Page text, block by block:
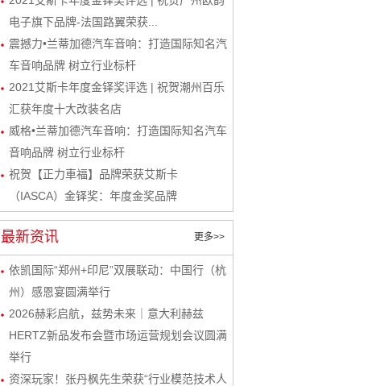
电子旗下品牌-法国路翼荣获...
震撼力•兰蒂加德汽车音响：打造国际知名汽
车音响品牌 树立行业标杆
2021艾斯卡年度金铎奖评选 | 祝贺潮州百乐
汇获年度十大改装名店
威格•兰蒂加德汽车音响：打造国际知名汽车
音响品牌 树立行业标杆
祝贺【正力車福】品牌荣获艾斯卡
（IASCA）金铎奖：年度金奖品牌
最新资讯 更多>>
依凯国际“郑州+印尼”双展联动：中国行（杭
州）感恩宴圆满举行
2026赫彩启航，兹势未来｜意大利赫兹
HERTZ新品发布会暨市场运营规划会议圆满
举行
资深玩家！张丹枫先生荣获“行业模范技术人